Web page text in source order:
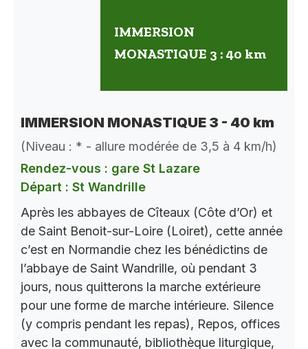
IMMERSION
MONASTIQUE 3 : 40 km
IMMERSION MONASTIQUE 3 - 40 km
(Niveau : * - allure modérée de 3,5 à 4 km/h)
Rendez-vous : gare St Lazare
Départ : St Wandrille
Après les abbayes de Cîteaux (Côte d’Or) et
de Saint Benoit-sur-Loire (Loiret), cette année
c’est en Normandie chez les bénédictins de
l’abbaye de Saint Wandrille, où pendant 3
jours, nous quitterons la marche extérieure
pour une forme de marche intérieure. Silence
(y compris pendant les repas), Repos, offices
avec la communauté, bibliothèque liturgique,